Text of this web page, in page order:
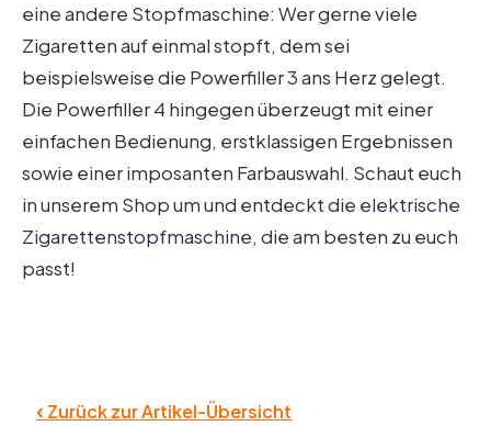
eine andere Stopfmaschine: Wer gerne viele
Zigaretten auf einmal stopft, dem sei
beispielsweise die Powerfiller 3 ans Herz gelegt.
Die Powerfiller 4 hingegen überzeugt mit einer
einfachen Bedienung, erstklassigen Ergebnissen
sowie einer imposanten Farbauswahl. Schaut euch
in unserem Shop um und entdeckt die elektrische
Zigarettenstopfmaschine, die am besten zu euch
passt!
‹ Zurück zur Artikel-Übersicht